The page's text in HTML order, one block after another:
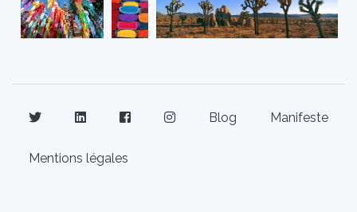
Blog Manifeste
Mentions légales